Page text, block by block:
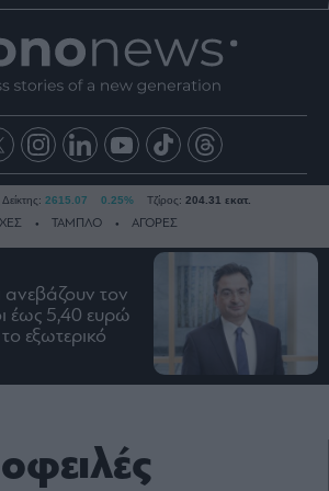
2615.07 0.25% Τζίρος: 204.31 εκατ.
ΤΑΜΠΛΟ ΑΓΟΡΕΣ
ανεβάζουν τον
έως 5,40 ευρώ
εξωτερικό